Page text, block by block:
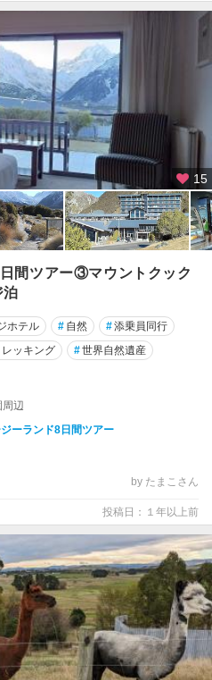
15
間ツアー③マウントクック
泊
ホテル # 自然 #添乗員同行
レッキング #世界自然遺産
辺
ーランド8日間ツアー
by たまこさん
投稿日：１年以上前